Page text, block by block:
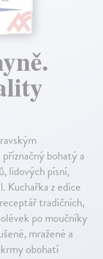
bohatý a
lidových písní,
Kuchařka z edice
tradičních,
po moučníky
mražené a
obohatí